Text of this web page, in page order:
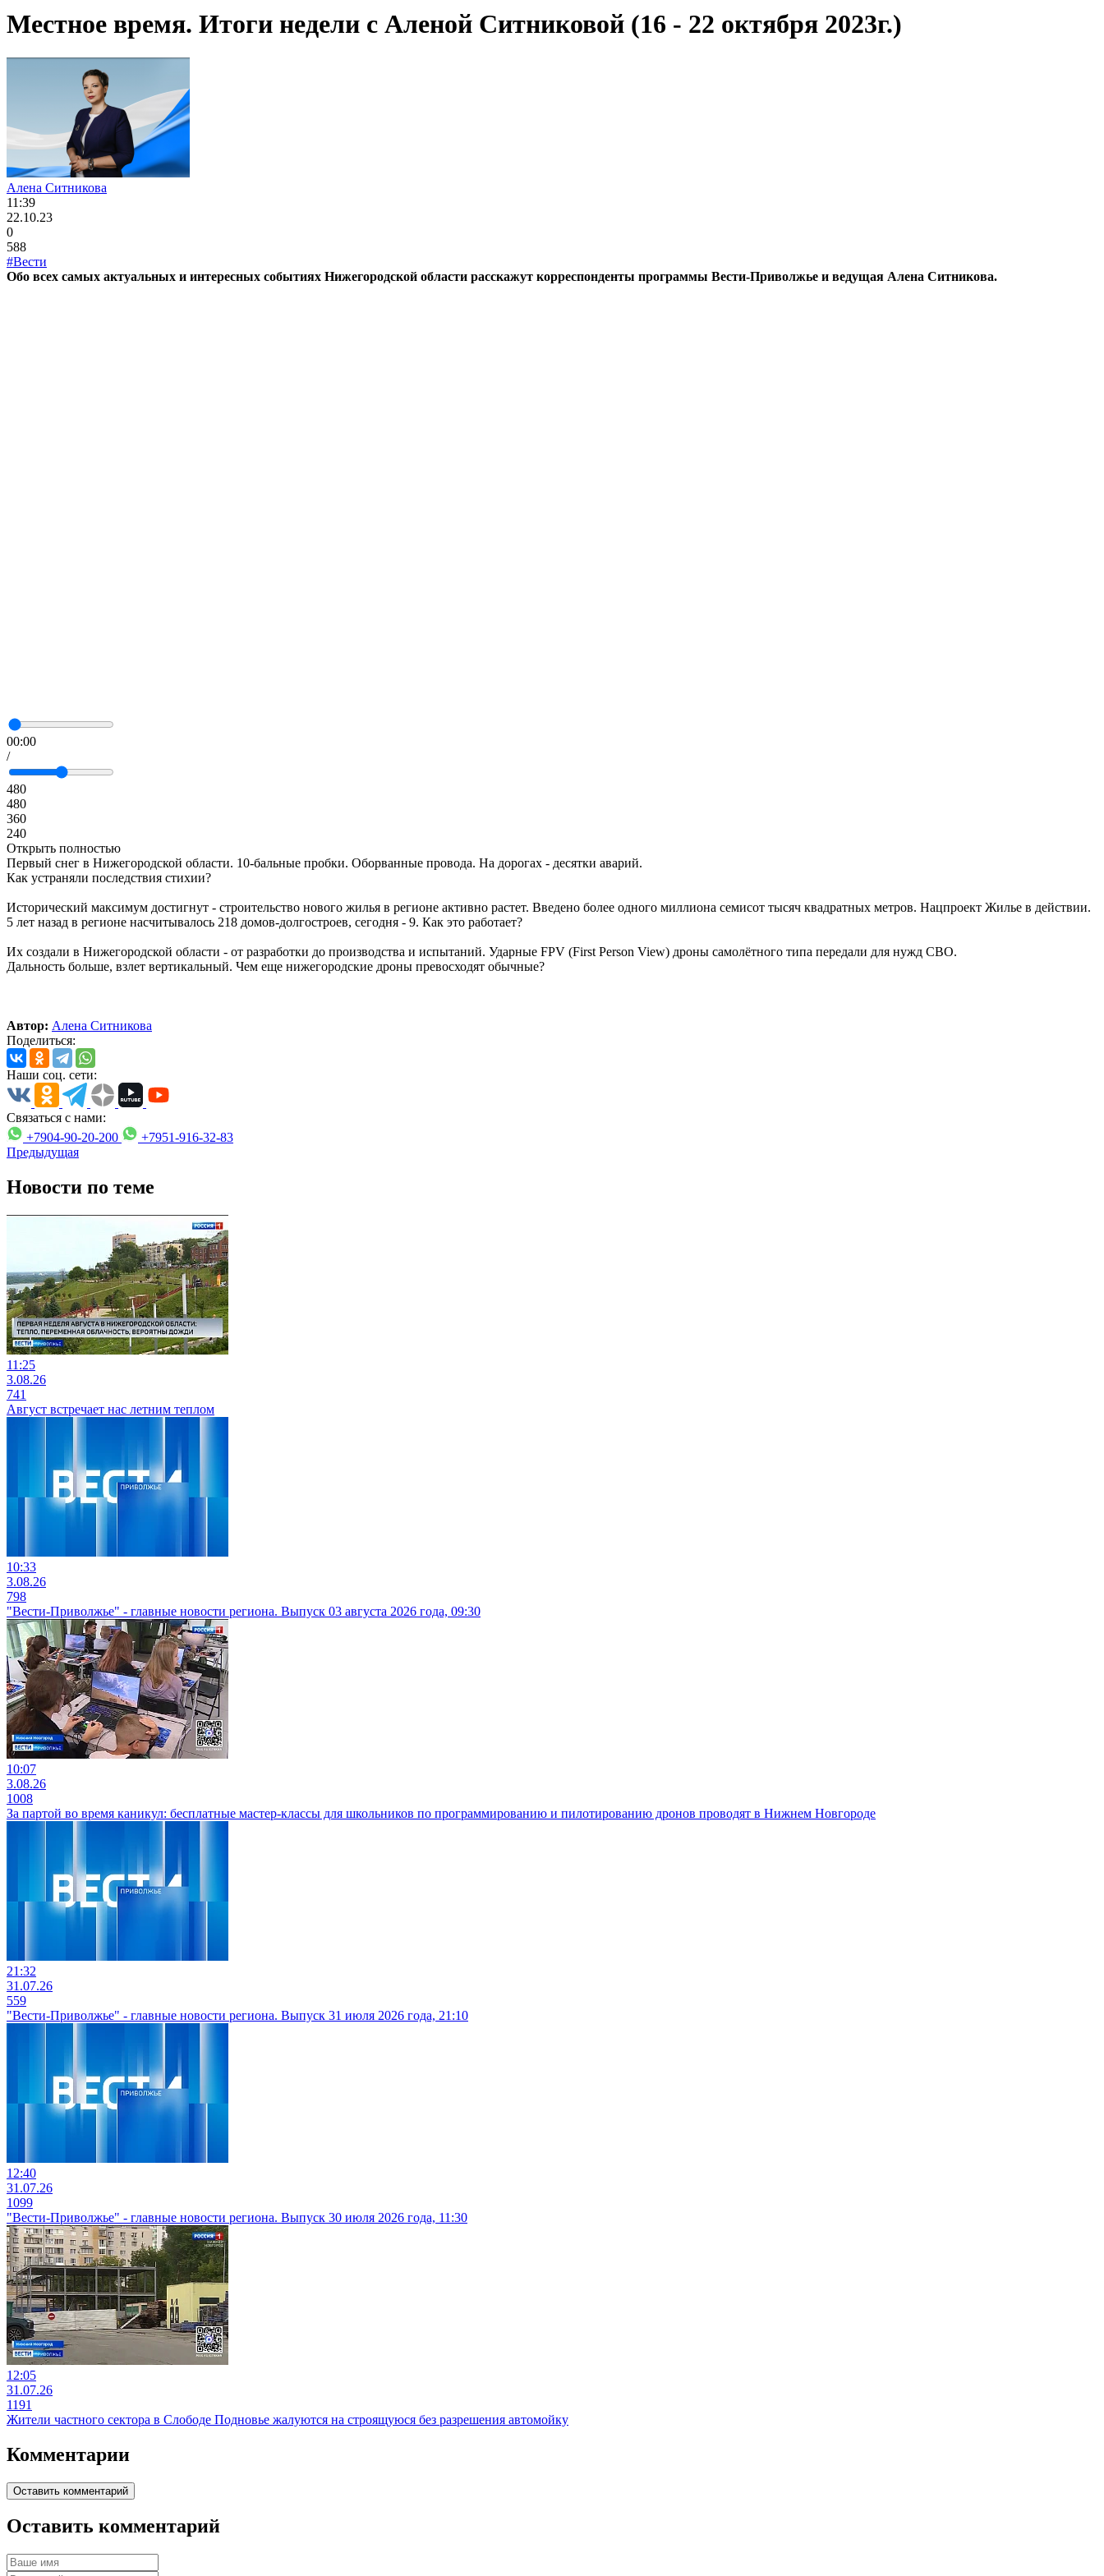
Местное время. Итоги недели с Аленой Ситниковой (16 - 22 октября 2023г.)
Алена Ситникова
11:39
22.10.23
0
588
#Вести
Обо всех самых актуальных и интересных событиях Нижегородской области расскажут корреспонденты программы Вести-Приволжье и ведущая Алена Ситникова.
00:00
/
480
480
360
240
Открыть полностью
Первый снег в Нижегородской области. 10-бальные пробки. Оборванные провода. На дорогах - десятки аварий.
Как устраняли последствия стихии?
Исторический максимум достигнут - строительство нового жилья в регионе активно растет. Введено более одного миллиона семисот тысяч квадратных метров. Нацпроект Жилье в действии.
5 лет назад в регионе насчитывалось 218 домов-долгостроев, сегодня - 9. Как это работает?
Их создали в Нижегородской области - от разработки до производства и испытаний. Ударные FPV (First Person View) дроны самолётного типа передали для нужд СВО.
Дальность больше, взлет вертикальный. Чем еще нижегородские дроны превосходят обычные?
Автор: Алена Ситникова
Поделиться:
Наши соц. сети:
Связаться с нами:
+7904-90-20-200
+7951-916-32-83
Предыдущая
Новости по теме
11:25
3.08.26
741
Август встречает нас летним теплом
10:33
3.08.26
798
"Вести-Приволжье" - главные новости региона. Выпуск 03 августа 2026 года, 09:30
10:07
3.08.26
1008
За партой во время каникул: бесплатные мастер-классы для школьников по программированию и пилотированию дронов проводят в Нижнем Новгороде
21:32
31.07.26
559
"Вести-Приволжье" - главные новости региона. Выпуск 31 июля 2026 года, 21:10
12:40
31.07.26
1099
"Вести-Приволжье" - главные новости региона. Выпуск 30 июля 2026 года, 11:30
12:05
31.07.26
1191
Жители частного сектора в Слободе Подновье жалуются на строящуюся без разрешения автомойку
Комментарии
Оставить комментарий
Оставить комментарий